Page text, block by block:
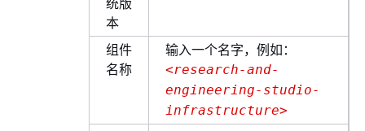
统版
本
组件
名称
输入一个名字，例如：
<research-and-
engineering-studio-
infrastructure>